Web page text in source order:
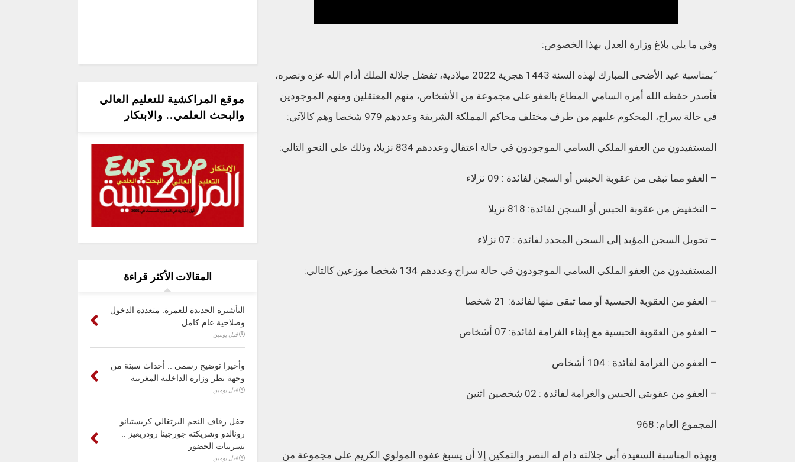
وفي ما يلي بلاغ وزارة العدل بهذا الخصوص:
“بمناسبة عيد الأضحى المبارك لهذه السنة 1443 هجرية 2022 ميلادية، تفضل جلالة الملك أدام الله عزه ونصره،
فأصدر حفظه الله أمره السامي المطاع بالعفو على مجموعة من الأشخاص، منهم المعتقلين ومنهم الموجودين
في حالة سراح، المحكوم عليهم من طرف مختلف محاكم المملكة الشريفة وعددهم 979 شخصا وهم كالآتي:
المستفيدون من العفو الملكي السامي الموجودون في حالة اعتقال وعددهم 834 نزيلا، وذلك على النحو التالي:
– العفو مما تبقى من عقوبة الحبس أو السجن لفائدة : 09 نزلاء
– التخفيض من عقوبة الحبس أو السجن لفائدة: 818 نزيلا
– تحويل السجن المؤبد إلى السجن المحدد لفائدة : 07 نزلاء
المستفيدون من العفو الملكي السامي الموجودون في حالة سراح وعددهم 134 شخصا موزعين كالتالي:
– العفو من العقوبة الحبسية أو مما تبقى منها لفائدة: 21 شخصا
– العفو من العقوبة الحبسية مع إبقاء الغرامة لفائدة: 07 أشخاص
– العفو من الغرامة لفائدة : 104 أشخاص
– العفو من عقوبتي الحبس والغرامة لفائدة : 02 شخصين اثنين
المجموع العام: 968
وبهذه المناسبة السعيدة أبى جلالته دام له النصر والتمكين إلا أن يسبغ عفوه المولوي الكريم على مجموعة من
موقع المراكشية للتعليم العالي
والبحث العلمي.. والابتكار
المقالات الأكثر قراءة
التأشيرة الجديدة للعمرة: متعددة الدخول
وصلاحية عام كامل
قبل يومين
وأخيرا توضيح رسمي .. أحداث سبتة من
وجهة نظر وزارة الداخلية المغربية
قبل يومين
حفل زفاف النجم البرتغالي كريستيانو
رونالدو وشريكته جورجينا رودريغيز ..
تسريبات الحضور
قبل يومين